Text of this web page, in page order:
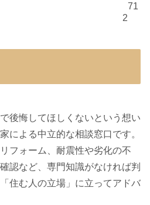
71
2
後悔してほしくないという想い
による中立的な相談窓口です。
フォーム、耐震性や劣化の不
認など、専門知識がなければ判
住む人の立場」に立ってアドバ